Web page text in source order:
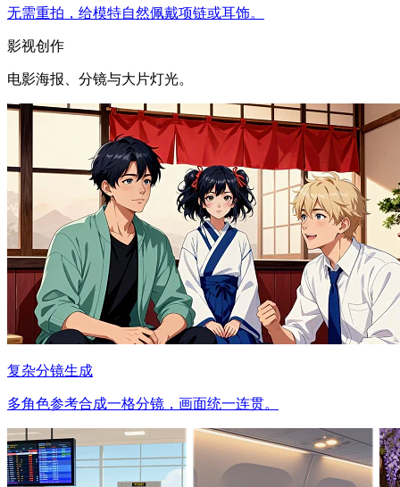
无需重拍，给模特自然佩戴项链或耳饰。
影视创作
电影海报、分镜与大片灯光。
复杂分镜生成
多角色参考合成一格分镜，画面统一连贯。